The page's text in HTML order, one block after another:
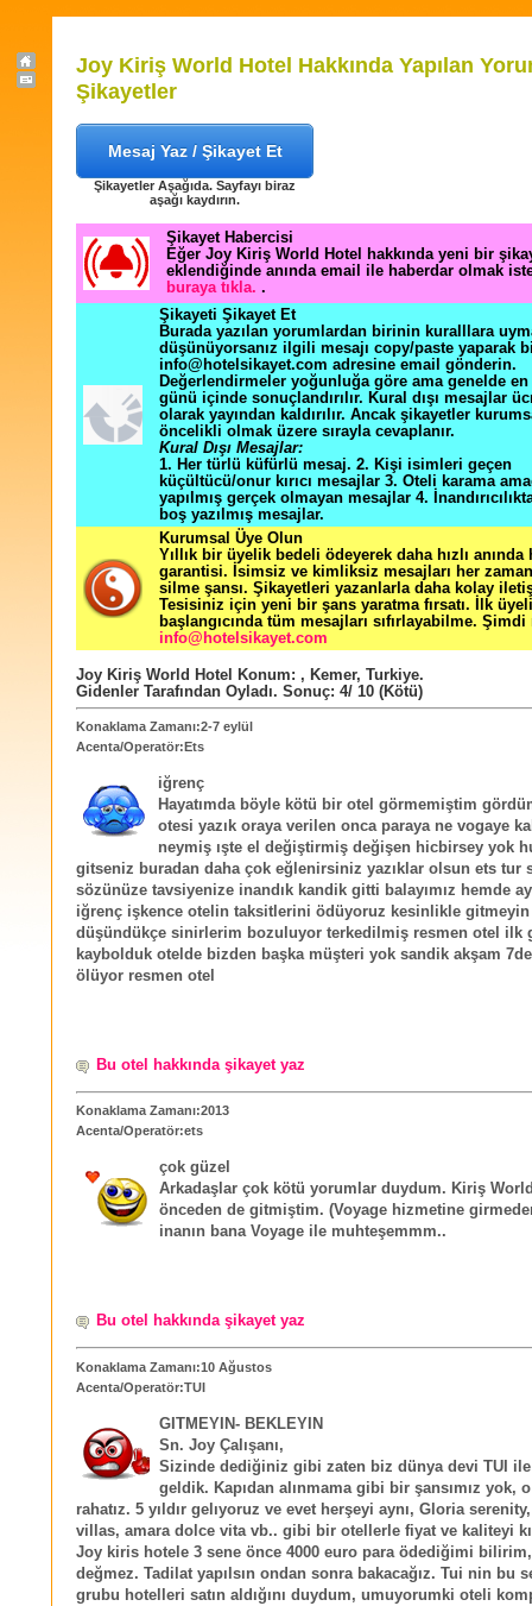
Joy Kiriş World Hotel Hakkında Yapılan
Şikayetler
Mesaj Yaz / Şikayet Et
Şikayetler Aşağıda. Sayfayı biraz
aşağı kaydırın.
Şikayet Habercisi
Eğer Joy Kiriş World Hotel hakkında yeni bir
eklendiğinde anında email ile haberdar olmak
buraya tıkla. .
Şikayeti Şikayet Et
Burada yazılan yorumlardan birinin kuralllara
düşünüyorsanız ilgili mesajı copy/paste yaparak
info@hotelsikayet.com adresine email gönderin.
Değerlendirmeler yoğunluğa göre ama genelde
günü içinde sonuçlandırılır. Kural dışı mesajlar
olarak yayından kaldırılır. Ancak şikayetler
öncelikli olmak üzere sırayla cevaplanır.
Kural Dışı Mesajlar:
1. Her türlü küfürlü mesaj. 2. Kişi isimleri geçen
küçültücü/onur kırıcı mesajlar 3. Oteli karama
yapılmış gerçek olmayan mesajlar 4.
boş yazılmış mesajlar.
Kurumsal Üye Olun
Yıllık bir üyelik bedeli ödeyerek daha hızlı
garantisi. İsimsiz ve kimliksiz mesajları her zaman
silme şansı. Şikayetleri yazanlarla daha kolay
Tesisiniz için yeni bir şans yaratma fırsatı. İlk
başlangıcında tüm mesajları sıfırlayabilme. Şimdi
info@hotelsikayet.com
Joy Kiriş World Hotel Konum: , Kemer, Turkiye.
Gidenler Tarafından Oyladı. Sonuç: 4/ 10 (Kötü)
Konaklama Zamanı:2-7 eylül
Acenta/Operatör:Ets
iğrenç
Hayatımda böyle kötü bir otel görmemiştim
otesi yazık oraya verilen onca paraya ne vogaye
neymiş ışte el değiştirmiş değişen hicbirsey yok
gitseniz buradan daha çok eğlenirsiniz yazıklar olsun ets tur
sözünüze tavsiyenize inandık kandik gitti balayımız hemde
iğrenç işkence otelin taksitlerini ödüyoruz kesinlikle
düşündükçe sinirlerim bozuluyor terkedilmiş resmen otel ilk
kaybolduk otelde bizden başka müşteri yok sandik akşam
ölüyor resmen otel
Bu otel hakkında şikayet yaz
Konaklama Zamanı:2013
Acenta/Operatör:ets
çok güzel
Arkadaşlar çok kötü yorumlar duydum. Kiriş
önceden de gitmiştim. (Voyage hizmetine
inanın bana Voyage ile muhteşemmm..
Bu otel hakkında şikayet yaz
Konaklama Zamanı:10 Ağustos
Acenta/Operatör:TUI
GITMEYIN- BEKLEYIN
Sn. Joy Çalışanı,
Sizinde dediğiniz gibi zaten biz dünya devi TUI
geldik. Kapıdan alınmama gibi bir şansımız yok,
rahatız. 5 yıldır gelıyoruz ve evet herşeyi aynı, Gloria
villas, amara dolce vita vb.. gibi bir otellerle fiyat ve kaliteyi
Joy kiris hotele 3 sene önce 4000 euro para ödediğimi
değmez. Tadilat yapılsın ondan sonra bakacağız. Tui nin bu
grubu hotelleri satın aldığını duydum, umuyorumki oteli